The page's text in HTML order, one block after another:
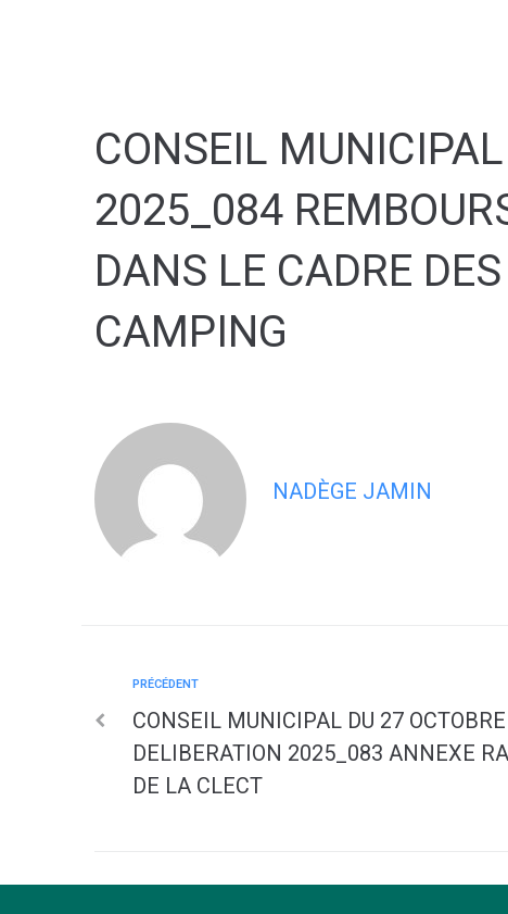
CONSEIL
2025_084
DANS LE CADRE
CAMPING
NADÈGE JAMIN
PRÉCÉDENT
CONSEIL MUNICIPAL DU 27
DELIBERATION 2025_083 ANNEXE
DE LA CLECT